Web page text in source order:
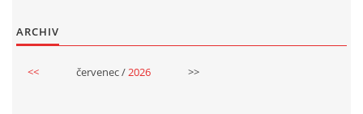
SVĚTOVÝ DEN VODY 22. BŘEZEN
KREATIVNÍ OVOCNÉ A ZELENINOVÉ MLSÁNÍ
ARCHIV
<< červenec / 2026 >>